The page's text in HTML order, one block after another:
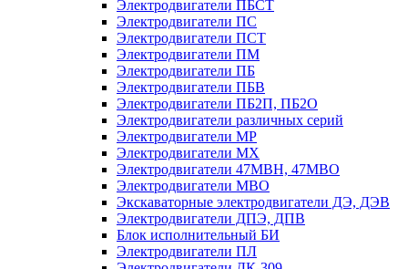
Электродвигатели ПБСТ
Электродвигатели ПС
Электродвигатели ПСТ
Электродвигатели ПМ
Электродвигатели ПБ
Электродвигатели ПБВ
Электродвигатели ПБ2П, ПБ2О
Электродвигатели различных серий
Электродвигатели МР
Электродвигатели MX
Электродвигатели 47MBH, 47МВО
Электродвигатели MBO
Экскаваторные электродвигатели ДЭ, ДЭВ
Электродвигатели ДПЭ, ДПВ
Блок исполнительный БИ
Электродвигатели ПЛ